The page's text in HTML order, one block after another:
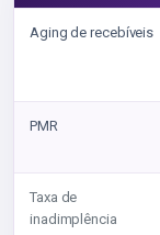
Aging de recebíveis
PMR
Taxa de
inadimplência